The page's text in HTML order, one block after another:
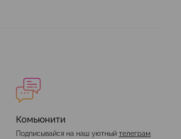
Комьюнити
Подписывайся на наш уютный телеграм